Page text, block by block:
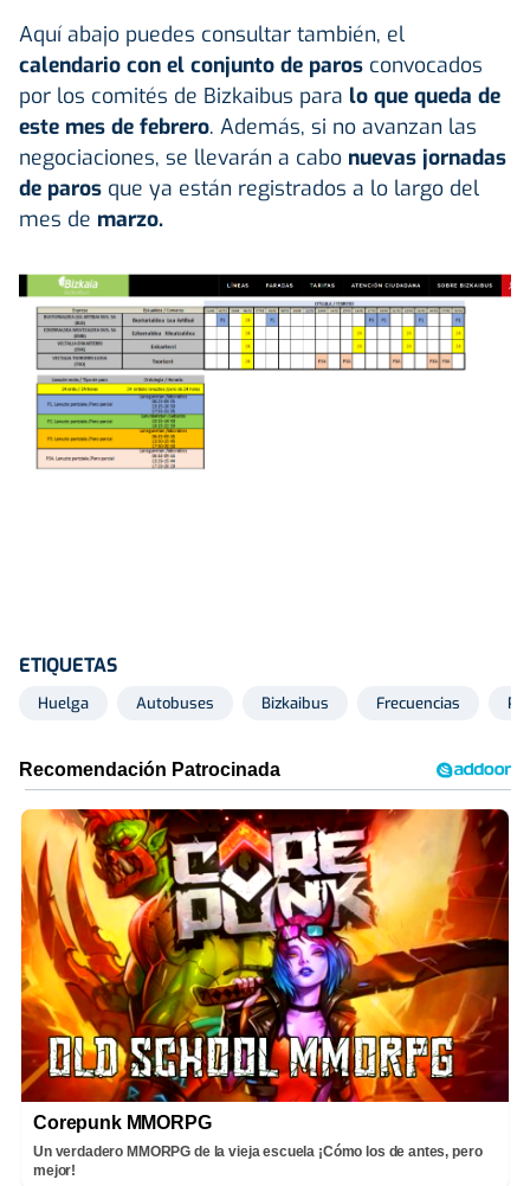
Aquí abajo puedes consultar también, el
calendario con el conjunto de paros convocados
por los comités de Bizkaibus para lo que queda de
este mes de febrero. Además, si no avanzan las
negociaciones, se llevarán a cabo nuevas jornadas
de paros que ya están registrados a lo largo del
mes de marzo.
ETIQUETAS
Huelga Autobuses Bizkaibus Frecuencias
Corepunk MMORPG
Un verdadero MMORPG de la vieja escuela ¡Cómo los de antes, pero
mejor!